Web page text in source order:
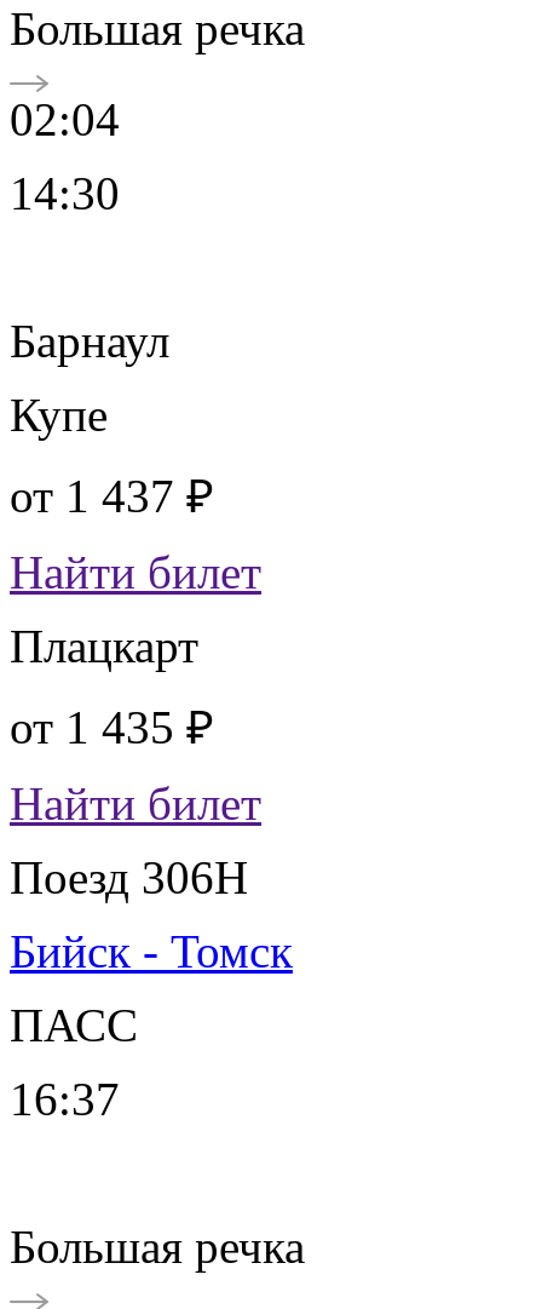
Большая речка
02:04
14:30
Барнаул
Купе
от 1 437 ₽
Найти билет
Плацкарт
от 1 435 ₽
Найти билет
Поезд 306Н
Бийск - Томск
ПАСС
16:37
Большая речка